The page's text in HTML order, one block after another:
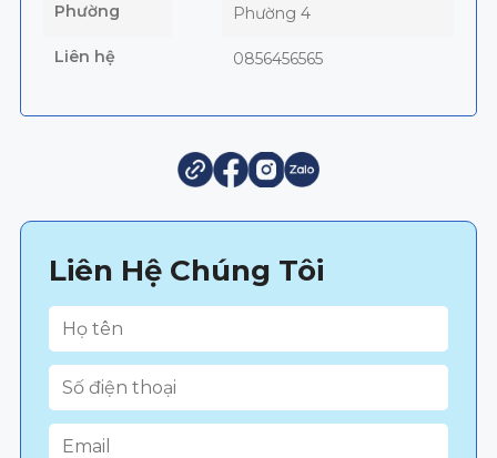
Phường Phường 4
Liên hệ 0856456565
Liên Hệ Chúng Tôi